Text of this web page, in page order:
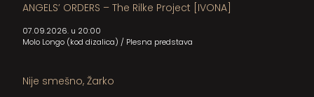
ANGELS’ ORDERS – The Rilke Project [IVONA]
07.09.2026. u 20:00
Molo Longo (kod dizalica) / Plesna predstava
Nije smešno, Žarko